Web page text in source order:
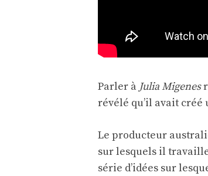
Parler à Julia Migenes
révélé qu’il avait créé
Le producteur
sur lesquels il
série d’idées sur